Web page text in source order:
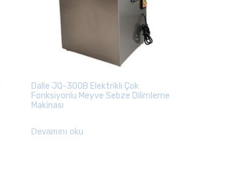
Dalle JQ-300B Elektrikli Çok
Fonksiyonlu Meyve Sebze Dilimleme
Makinası
Devamını oku